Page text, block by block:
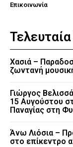
Επικοινωνία
Χασιά –
ζωντανή
Γιώργος
15 Αυγούστου
Παναγίας στη
Άνω Λιόσια –
στο επίκεντρο